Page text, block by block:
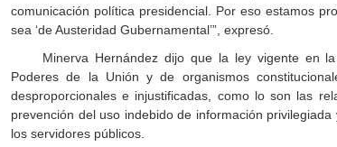
comunicación política presidencial. Por eso estamos
sea ‘de Austeridad Gubernamental’”, expresó.
Minerva Hernández dijo que la ley vigente en
Poderes de la Unión y de organismos
desproporcionales e injustificadas, como lo son las
prevención del uso indebido de información
los servidores públicos.